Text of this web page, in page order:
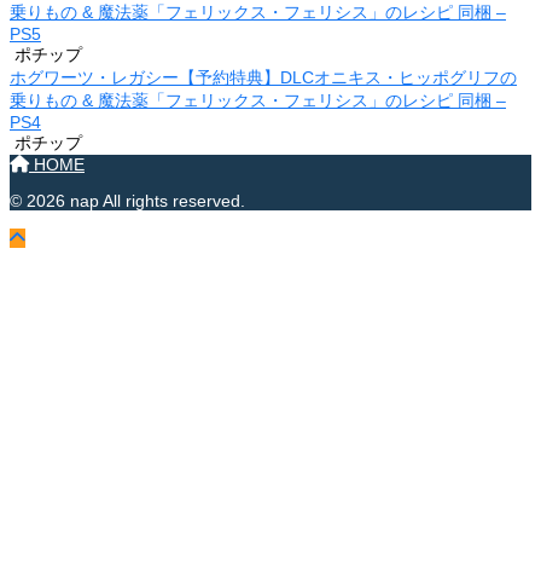
乗りもの & 魔法薬「フェリックス・フェリシス」のレシピ 同梱 –
PS5
ポチップ
ホグワーツ・レガシー【予約特典】DLCオニキス・ヒッポグリフの
乗りもの & 魔法薬「フェリックス・フェリシス」のレシピ 同梱 –
PS4
ポチップ
HOME
© 2026 nap All rights reserved.